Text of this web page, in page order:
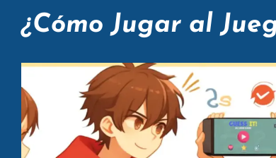
¿Cómo Jugar al